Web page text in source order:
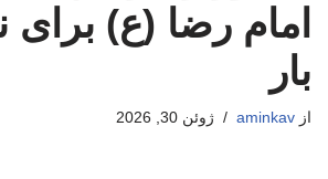
امام رضا (ع) برای
بار
از aminkav ژوئن 30, 2026